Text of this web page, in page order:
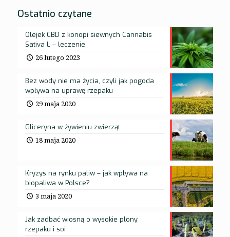
Ostatnio czytane
Olejek CBD z konopi siewnych Cannabis
Sativa L – leczenie
26 lutego 2023
Bez wody nie ma życia, czyli jak pogoda
wpływa na uprawę rzepaku
29 maja 2020
Gliceryna w żywieniu zwierząt
18 maja 2020
Kryzys na rynku paliw – jak wpływa na
biopaliwa w Polsce?
3 maja 2020
Jak zadbać wiosną o wysokie plony
rzepaku i soi